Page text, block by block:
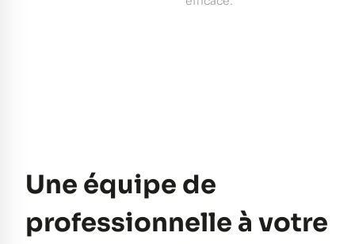
Une équipe de
professionnelle à votre